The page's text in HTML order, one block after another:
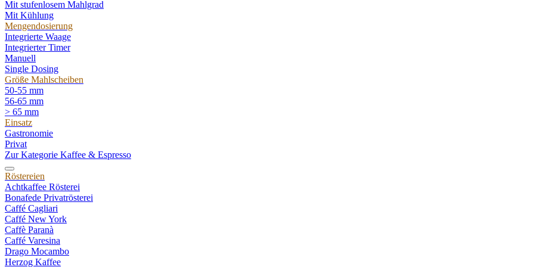
Mit stufenlosem Mahlgrad
Mit Kühlung
Mengendosierung
Integrierte Waage
Integrierter Timer
Manuell
Single Dosing
Größe Mahlscheiben
50-55 mm
56-65 mm
> 65 mm
Einsatz
Gastronomie
Privat
Zur Kategorie Kaffee & Espresso
Röstereien
Achtkaffee Rösterei
Bonafede Privatrösterei
Caffé Cagliari
Caffé New York
Caffè Paranà
Caffé Varesina
Drago Mocambo
Herzog Kaffee